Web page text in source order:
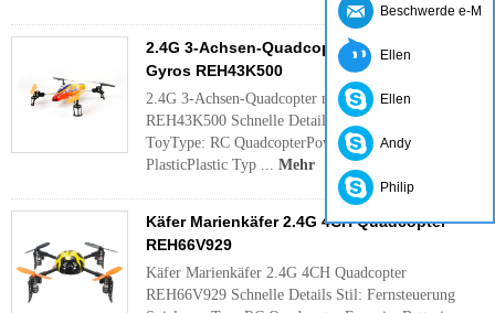
2.4G 3-Achsen-Quadcopter mit 6-Achsen-
Gyros REH43K500
2.4G 3-Achsen-Quadcopter mit 6-Achsen-Gyros
REH43K500 Schnelle Details Stil: Fernsteuerung
ToyType: RC QuadcopterPower: BatteryMaterial:
PlasticPlastic Typ ... Mehr
Käfer Marienkäfer 2.4G 4CH Quadcopter
REH66V929
Käfer Marienkäfer 2.4G 4CH Quadcopter
REH66V929 Schnelle Details Stil: Fernsteuerung
Beschwerde e-Mail
Ellen
Ellen
Andy
Philip